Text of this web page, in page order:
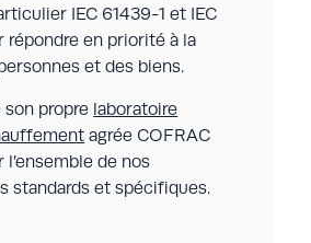
IEC 61439-1 et IEC
répondre en priorité à la
et des biens.
propre laboratoire
agrée COFRAC
de nos
standards et spécifiques.